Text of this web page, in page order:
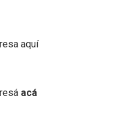
aquí
acá